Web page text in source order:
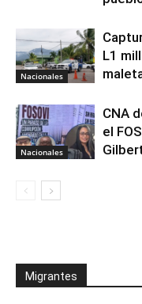
Nacionales
L1
Nacionales
CNA
el
Migrantes